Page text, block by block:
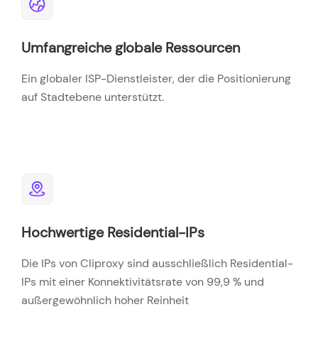
Umfangreiche globale Ressourcen
Ein globaler ISP-Dienstleister, der die Positionierung
auf Stadtebene unterstützt.
Hochwertige Residential-IPs
Die IPs von Cliproxy sind ausschließlich Residential-
IPs mit einer Konnektivitätsrate von 99,9 % und
außergewöhnlich hoher Reinheit